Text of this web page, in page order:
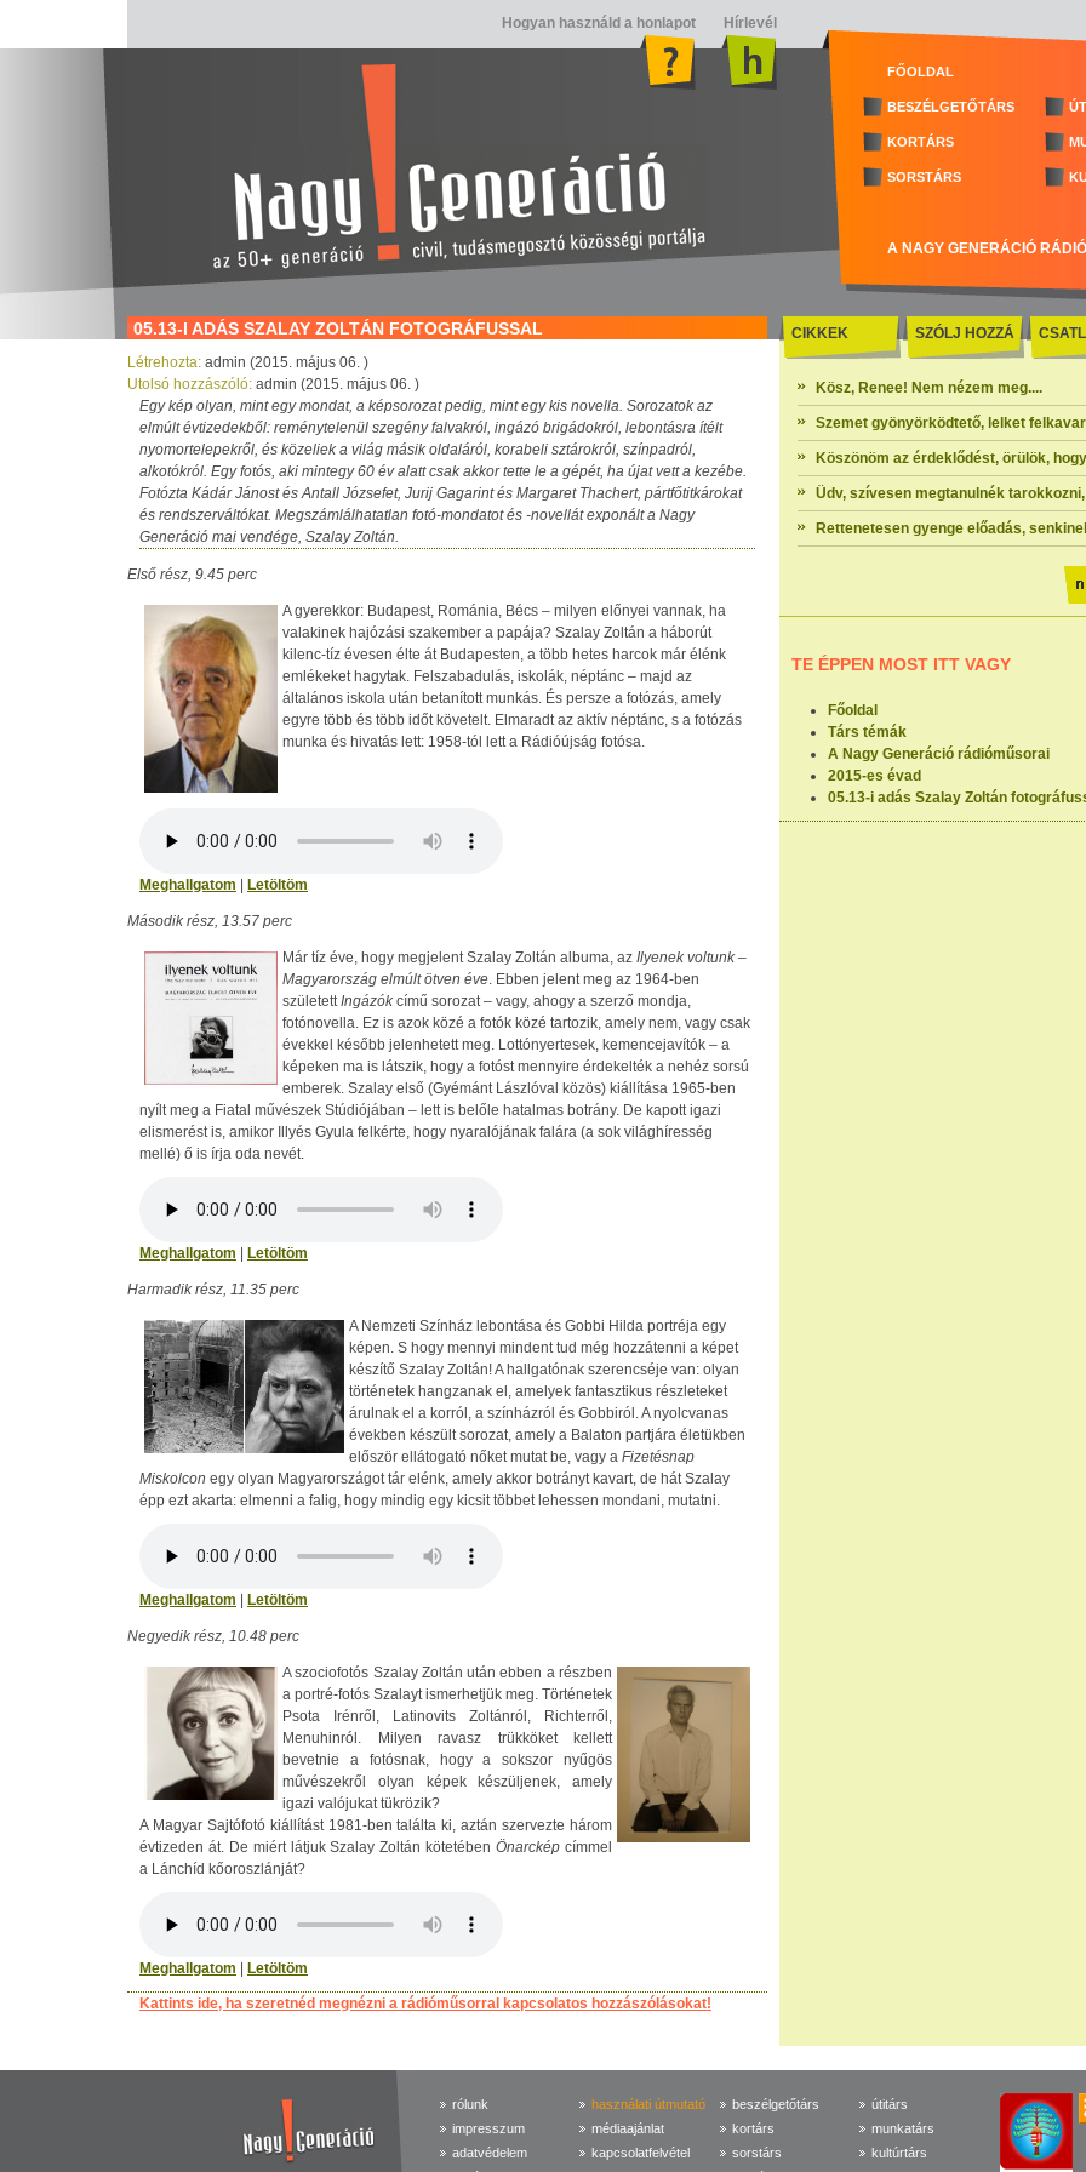
Hogyan használd a honlapot Hírlevél
FŐOLDAL
BESZÉLGETŐTÁRS
KORTÁRS
SORSTÁRS
A NAGY GENERÁCIÓ
05.13-I ADÁS SZALAY ZOLTÁN FOTOGRÁFUSSAL
Létrehozta: admin (2015. május 06. )
Utolsó hozzászóló: admin (2015. május 06. )
Egy kép olyan, mint egy mondat, a képsorozat pedig, mint egy kis novella. Sorozatok az
elmúlt évtizedekből: reménytelenül szegény falvakról, ingázó brigádokról, lebontásra ítélt
nyomortelepekről, és közeliek a világ másik oldaláról, korabeli sztárokról, színpadról,
alkotókról. Egy fotós, aki mintegy 60 év alatt csak akkor tette le a gépét, ha újat vett a kezébe.
Fotózta Kádár Jánost és Antall Józsefet, Jurij Gagarint és Margaret Thachert, pártfőtitkárokat
és rendszerváltókat. Megszámlálhatatlan fotó-mondatot és -novellát exponált a Nagy
Generáció mai vendége, Szalay Zoltán.
Első rész, 9.45 perc
A gyerekkor: Budapest, Románia, Bécs ­– milyen előnyei vannak, ha
valakinek hajózási szakember a papája? Szalay Zoltán a háborút
kilenc-tíz évesen élte át Budapesten, a több hetes harcok már élénk
emlékeket hagytak. Felszabadulás, iskolák, néptánc – majd az
általános iskola után betanított munkás. És persze a fotózás, amely
egyre több és több időt követelt. Elmaradt az aktív néptánc, s a fotózás
munka és hivatás lett: 1958-tól lett a Rádióújság fotósa.
Meghallgatom Letöltöm
Második rész, 13.57 perc
Már tíz éve, hogy megjelent Szalay Zoltán albuma, az Ilyenek voltunk –
Magyarország elmúlt ötven éve. Ebben jelent meg az 1964-ben
születettIngázók című sorozat – vagy, ahogy a szerző mondja,
fotónovella. Ez is azok közé a fotók közé tartozik, amely nem, vagy csak
évekkel később jelenhetett meg. Lottónyertesek, kemencejavítók – a
képeken ma is látszik, hogy a fotóst mennyire érdekelték a nehéz sorsú
emberek. Szalay első (Gyémánt Lászlóval közös) kiállítása 1965-ben
nyílt meg a Fiatal művészek Stúdiójában ­– lett is belőle hatalmas botrány. De kapott igazi
elismerést is, amikor Illyés Gyula felkérte, hogy nyaralójának falára (a sok világhíresség
mellé) ő is írja oda nevét.
Meghallgatom Letöltöm
Harmadik rész, 11.35 perc
A Nemzeti Színház lebontása és Gobbi Hilda portréja egy
képen. S hogy mennyi mindent tud még hozzátenni a képet
készítő Szalay Zoltán! A hallgatónak szerencséje van: olyan
történetek hangzanak el, amelyek fantasztikus részleteket
árulnak el a korról, a színházról és Gobbiról. A nyolcvanas
években készült sorozat, amely a Balaton partjára életükben
először ellátogató nőket mutat be, vagy a Fizetésnap
Miskolcon egy olyan Magyarországot tár elénk, amely akkor botrányt kavart, de hát Szalay
épp ezt akarta: elmenni a falig, hogy mindig egy kicsit többet lehessen mondani, mutatni.
Meghallgatom Letöltöm
Negyedik rész, 10.48 perc
A szociofotós Szalay Zoltán után ebben arészben
a portré-fotós Szalayt ismerhetjük meg. Történetek
Psota Irénről, Latinovits Zoltánról, Richterről,
Menuhinról. Milyen ravasz trükköket kellett
bevetnie a fotósnak, hogy a sokszor nyűgös
művészekről olyan képek készüljenek, amely
igazi valójukat tükrözik?
A Magyar Sajtófotó kiállítást 1981-ben találta ki, aztán szervezte három
évtizeden át. De miért látjuk Szalay Zoltán kötetébenÖnarckép címmel
a Lánchíd kőoroszlánját?
Meghallgatom Letöltöm
Kattints ide, ha szeretnéd megnézni a rádióműsorral kapcsolatos hozzászólásokat!
CIKKEK SZÓLJ HOZZÁ
Kösz, Renee! Nem nézem meg....
Szemet gyönyörködtető, lelket
Köszönöm az érdeklődést, örülök,
Üdv, szívesen megtanulnék
Rettenetesen gyenge előadás,
TE ÉPPEN MOST ITT VAGY
Főoldal
Társ témák
A Nagy Generáció rádióműsorai
2015-es évad
05.13-i adás Szalay Zoltán
rólunk
impresszum
adatvédelem
használati útmutató
médiaajánlat
kapcsolatfelvétel
beszélgetőtárs
kortárs
sorstárs
útitárs
munkatárs
kultúrtárs